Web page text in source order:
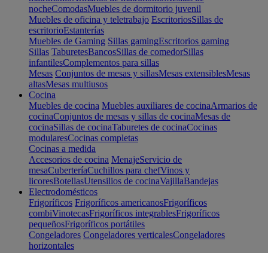
nocheComodasMuebles de dormitorio juvenil
Muebles de oficina y teletrabajo EscritoriosSillas de
escritorioEstanterías
Muebles de Gaming Sillas gamingEscritorios gaming
Sillas TaburetesBancosSillas de comedorSillas
infantilesComplementos para sillas
Mesas Conjuntos de mesas y sillasMesas extensiblesMesas
altasMesas multiusos
Cocina
Muebles de cocina Muebles auxiliares de cocinaArmarios de
cocinaConjuntos de mesas y sillas de cocinaMesas de
cocinaSillas de cocinaTaburetes de cocinaCocinas
modularesCocinas completas
Cocinas a medida
Accesorios de cocina MenajeServicio de
mesaCuberteríaCuchillos para chefVinos y
licoresBotellasUtensilios de cocinaVajillaBandejas
Electrodomésticos
Frigoríficos Frigoríficos americanosFrigoríficos
combiVinotecasFrigoríficos integrablesFrigoríficos
pequeñosFrigoríficos portátiles
Congeladores Congeladores verticalesCongeladores
horizontales